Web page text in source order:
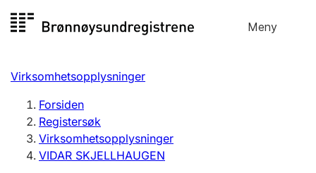
til
Meny
Registersøk
Aksjeselskap
Enkeltpersonforetak
Registrere, endre, slette
Virksomhetsopplysninger
Forsiden
Registersøk
Virksomhetsopplysninger
VIDAR SKJELLHAUGEN